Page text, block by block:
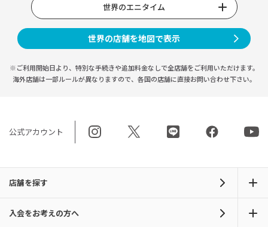
世界のエニタイム
世界の店舗を地図で表示
※ご利用開始日より、特別な手続きや追加料金なしで全店舗をご利用いただけます。
海外店舗は一部ルールが異なりますので、 各国の店舗に直接お問い合わせ下さい。
公式アカウント
店舗を探す
入会をお考えの方へ